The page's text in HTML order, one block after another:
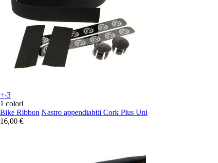
+-3
1 colori
Bike Ribbon Nastro appendiabiti Cork Plus Uni
16,00 €